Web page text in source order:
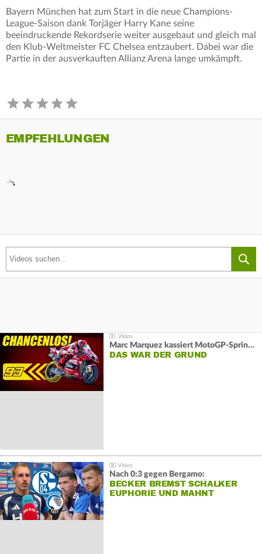
Bayern München hat zum Start in die neue Champions-
League-Saison dank Torjäger Harry Kane seine
beeindruckende Rekordserie weiter ausgebaut und gleich mal
den Klub-Weltmeister FC Chelsea entzaubert. Dabei war die
Partie in der ausverkauften Allianz Arena lange umkämpft.
EMPFEHLUNGEN
Marc Marquez kassiert MotoGP-Sprint-Schlappe:
DAS WAR DER GRUND
Nach 0:3 gegen Bergamo:
BECKER BREMST SCHALKER
EUPHORIE UND MAHNT